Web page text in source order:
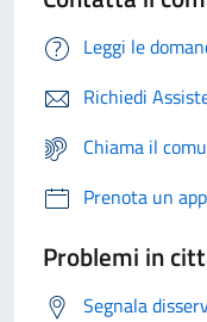
Leggi le
Richiedi
Chiama il
Prenota un
Problemi in
Segnala